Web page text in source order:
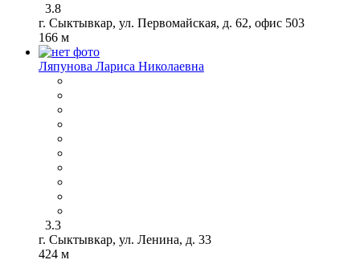
3.8
г. Сыктывкар, ул. Первомайская, д. 62, офис 503
166 м
Ляпунова Лариса Николаевна
3.3
г. Сыктывкар, ул. Ленина, д. 33
424 м